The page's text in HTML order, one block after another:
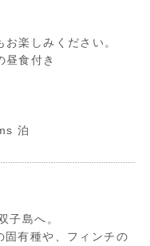
楽しみください。
昼食付き
泊
子島へ。
固有種や、フィンチの